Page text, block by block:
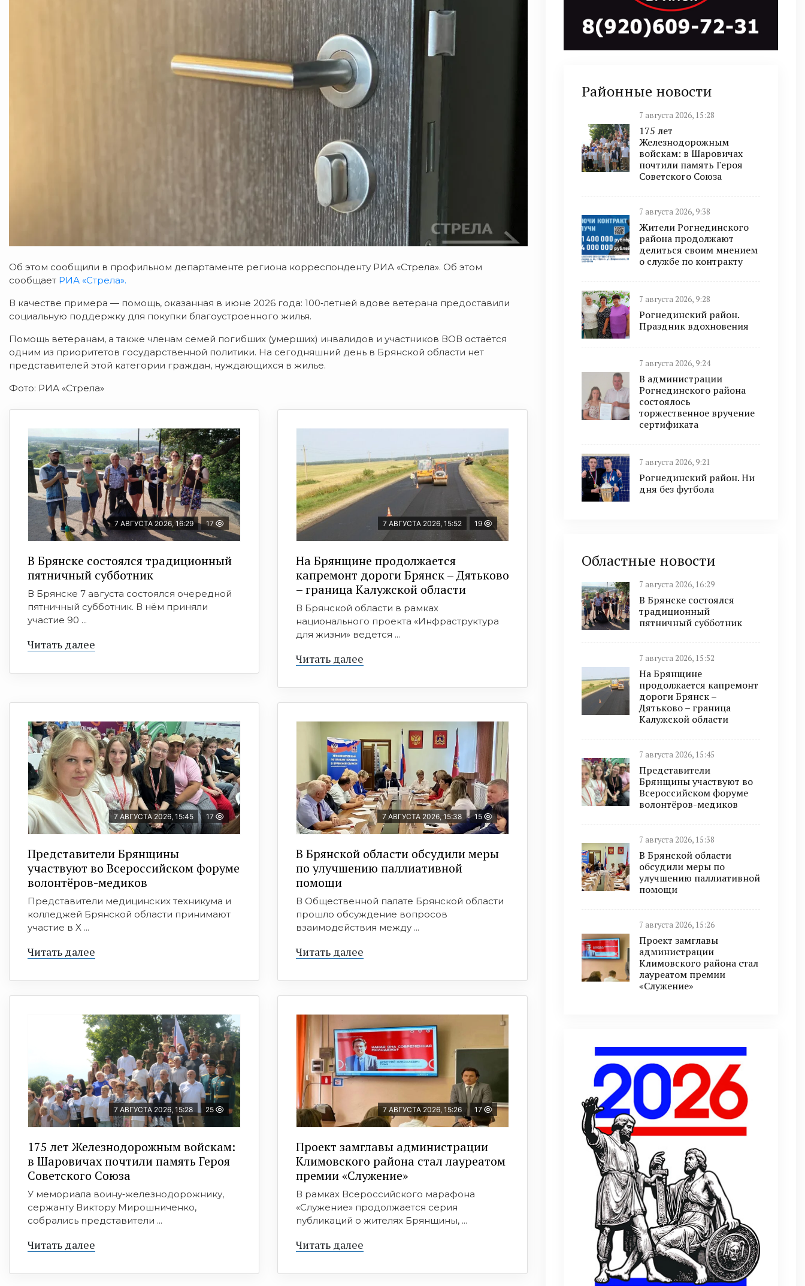
Об этом сообщили в профильном департаменте региона корреспонденту РИА «Стрела». Об этом
сообщает РИА «Стрела».
В качестве примера — помощь, оказанная в июне 2026 года: 100‑летней вдове ветерана предоставили
социальную поддержку для покупки благоустроенного жилья.
Помощь ветеранам, а также членам семей погибших (умерших) инвалидов и участников ВОВ остаётся
одним из приоритетов государственной политики. На сегодняшний день в Брянской области нет
представителей этой категории граждан, нуждающихся в жилье.
Фото: РИА «Стрела»
7 АВГУСТА 2026, 16:29 17
В Брянске состоялся традиционный
пятничный субботник
В Брянске 7 августа состоялся очередной
пятничный субботник. В нём приняли
участие 90 ...
Читать далее
7 АВГУСТА 2026, 15:52 19
На Брянщине продолжается
капремонт дороги Брянск – Дятьково
– граница Калужской области
В Брянской области в рамках
национального проекта «Инфраструктура
для жизни» ведется ...
Читать далее
7 АВГУСТА 2026, 15:45 17
Представители Брянщины
участвуют во Всероссийском форуме
волонтёров-медиков
Представители медицинских техникума и
колледжей Брянской области принимают
участие в X ...
Читать далее
7 АВГУСТА 2026, 15:38 15
В Брянской области обсудили меры
по улучшению паллиативной
помощи
В Общественной палате Брянской области
прошло обсуждение вопросов
взаимодействия между ...
Читать далее
7 АВГУСТА 2026, 15:28 25
175 лет Железнодорожным войскам:
в Шаровичах почтили память Героя
Советского Союза
У мемориала воину‑железнодорожнику,
сержанту Виктору Мирошниченко,
собрались представители ...
Читать далее
7 АВГУСТА 2026, 15:26 17
Проект замглавы администрации
Климовского района стал лауреатом
премии «Служение»
В рамках Всероссийского марафона
«Служение» продолжается серия
публикаций о жителях Брянщины, ...
Читать далее
Районные новости
7 августа 2026, 15:28
175 лет
Железнодорожным
войскам: в Шаровичах
почтили память Героя
Советского Союза
7 августа 2026, 9:38
Жители Рогнединского
района продолжают
делиться своим мнением
о службе по контракту
7 августа 2026, 9:28
Рогнединский район.
Праздник вдохновения
7 августа 2026, 9:24
В администрации
Рогнединского района
состоялось
торжественное вручение
сертификата
7 августа 2026, 9:21
Рогнединский район. Ни
дня без футбола
Областные новости
7 августа 2026, 16:29
В Брянске состоялся
традиционный
пятничный субботник
7 августа 2026, 15:52
На Брянщине
продолжается капремонт
дороги Брянск –
Дятьково – граница
Калужской области
7 августа 2026, 15:45
Представители
Брянщины участвуют во
Всероссийском форуме
волонтёров-медиков
7 августа 2026, 15:38
В Брянской области
обсудили меры по
улучшению паллиативной
помощи
7 августа 2026, 15:26
Проект замглавы
администрации
Климовского района стал
лауреатом премии
«Служение»